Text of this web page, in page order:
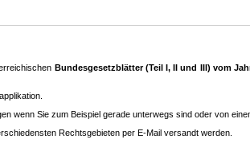
Bundesgesetzblätter (Teil I, II und III) vom
wenn Sie zum Beispiel gerade unterwegs sind oder von
Rechtsgebieten per E-Mail versandt werden.